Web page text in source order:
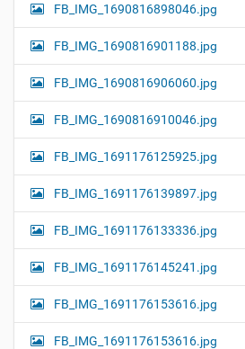
FB_IMG_1690816898046.jpg
FB_IMG_1690816901188.jpg
FB_IMG_1690816906060.jpg
FB_IMG_1690816910046.jpg
FB_IMG_1691176125925.jpg
FB_IMG_1691176139897.jpg
FB_IMG_1691176133336.jpg
FB_IMG_1691176145241.jpg
FB_IMG_1691176153616.jpg
FB_IMG_1691176153616.jpg